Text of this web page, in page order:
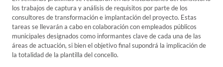
los trabajos de captura y análisis de requisitos por parte de los
consultores de transformación e implantación del proyecto. Estas
tareas se llevarán a cabo en colaboración con empleados públicos
municipales designados como informantes clave de cada una de las
áreas de actuación, si bien el objetivo final supondrá la implicación de
la totalidad de la plantilla del concello.